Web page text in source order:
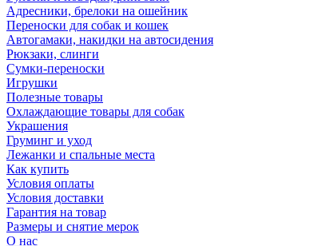
Адресники, брелоки на ошейник
Переноски для собак и кошек
Автогамаки, накидки на автосидения
Рюкзаки, слинги
Сумки-переноски
Игрушки
Полезные товары
Охлаждающие товары для собак
Украшения
Груминг и уход
Лежанки и спальные места
Как купить
Условия оплаты
Условия доставки
Гарантия на товар
Размеры и снятие мерок
О нас